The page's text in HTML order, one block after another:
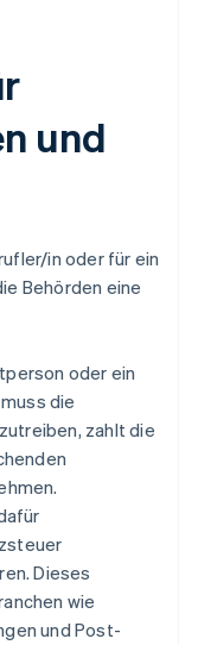
und
in oder für ein
Behörden eine
oder ein
die
zahlt die
Dieses
wie
und Post-